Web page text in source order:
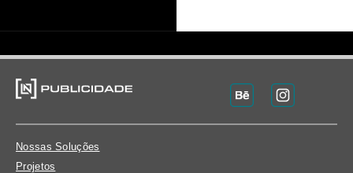
Nossas Soluções
Projetos